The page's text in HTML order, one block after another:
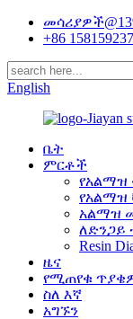
+86
English
ቤት
ምርቶች
የአልማዝ
የአልማዝ
አልማዝ
ለድንጋይ
Resin
ዜና
የሚጠየቁ
ስለ እኛ
አግኙን